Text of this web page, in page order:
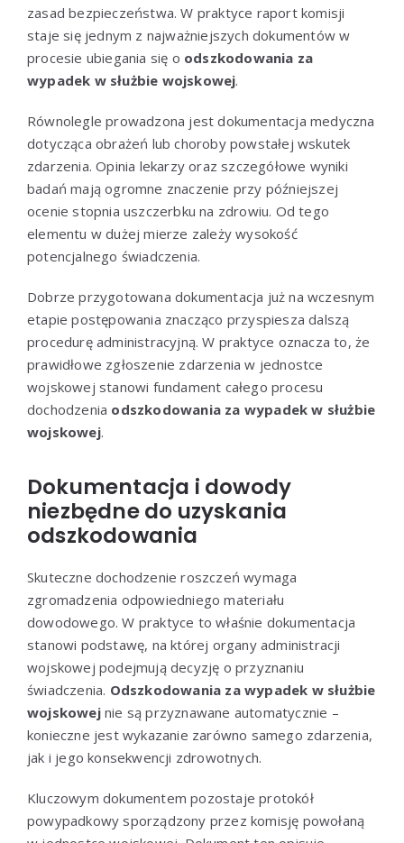
zasad bezpieczeństwa. W praktyce raport komisji
staje się jednym z najważniejszych dokumentów w
procesie ubiegania się o odszkodowania za
wypadek w służbie wojskowej.
Równolegle prowadzona jest dokumentacja medyczna
dotycząca obrażeń lub choroby powstałej wskutek
zdarzenia. Opinia lekarzy oraz szczegółowe wyniki
badań mają ogromne znaczenie przy późniejszej
ocenie stopnia uszczerbku na zdrowiu. Od tego
elementu w dużej mierze zależy wysokość
potencjalnego świadczenia.
Dobrze przygotowana dokumentacja już na wczesnym
etapie postępowania znacząco przyspiesza dalszą
procedurę administracyjną. W praktyce oznacza to, że
prawidłowe zgłoszenie zdarzenia w jednostce
wojskowej stanowi fundament całego procesu
dochodzenia odszkodowania za wypadek w służbie
wojskowej.
Dokumentacja i dowody
niezbędne do uzyskania
odszkodowania
Skuteczne dochodzenie roszczeń wymaga
zgromadzenia odpowiedniego materiału
dowodowego. W praktyce to właśnie dokumentacja
stanowi podstawę, na której organy administracji
wojskowej podejmują decyzję o przyznaniu
świadczenia. Odszkodowania za wypadek w służbie
wojskowejnie są przyznawane automatycznie –
konieczne jest wykazanie zarówno samego zdarzenia,
jak i jego konsekwencji zdrowotnych.
Kluczowym dokumentem pozostaje protokół
powypadkowy sporządzony przez komisję powołaną